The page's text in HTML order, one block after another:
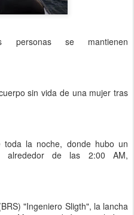
personas se mantienen
sin vida de una mujer tras
toda la noche, donde hubo un
alrededor de las 2:00 AM,
"Ingeniero Sligth", la lancha